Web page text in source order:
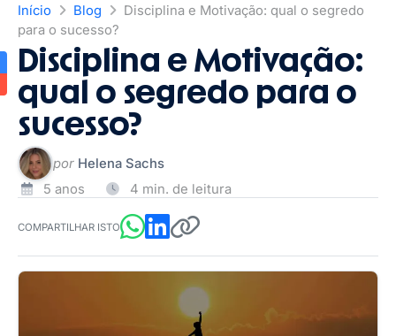
Início Blog
Disciplina e Motivação: qual o segredo
para o sucesso?
Disciplina e Motivação:
qual o segredo para o
sucesso?
por Helena Sachs
5 anos
4 min. de leitura
COMPARTILHAR ISTO